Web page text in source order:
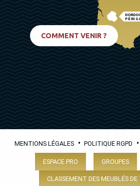
COMMENT VENIR ?
MENTIONS LÉGALES • POLITIQUE RGPD •
ESPACE PRO GROUPES
CLASSEMENT DES MEUBLÉS DE